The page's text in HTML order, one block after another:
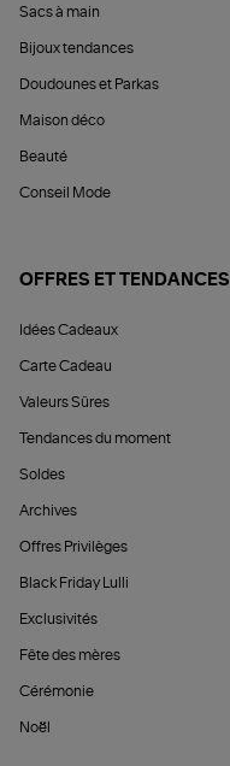
Sacs à main
Bijoux tendances
Doudounes et Parkas
Maison déco
Beauté
Conseil Mode
OFFRES ET TENDANCES
Idées Cadeaux
Carte Cadeau
Valeurs Sûres
Tendances du moment
Soldes
Archives
Offres Privilèges
Black Friday Lulli
Exclusivités
Fête des mères
Cérémonie
Noël